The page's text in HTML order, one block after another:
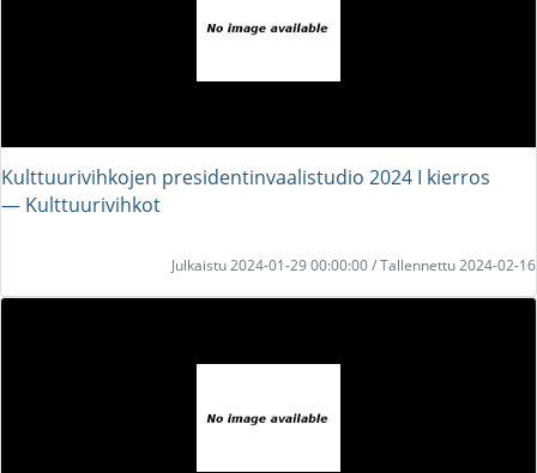
Kulttuurivihkojen presidentinvaalistudio 2024 I kierros
― Kulttuurivihkot
Julkaistu 2024-01-29 00:00:00 / Tallennettu 2024-02-16